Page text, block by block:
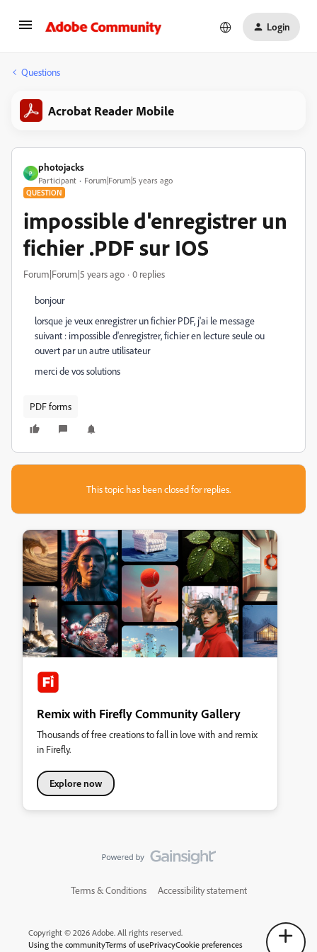
Login
Questions
Acrobat Reader Mobile
P
photojacks
Participant Forum|Forum|5 years ago
QUESTION
impossible d'enregistrer un
fichier .PDF sur IOS
Forum|Forum|5 years ago 0 replies
bonjour
lorsque je veux enregistrer un fichier PDF, j'ai le message
suivant : impossible d'enregistrer, fichier en lecture seule ou
ouvert par un autre utilisateur
merci de vos solutions
PDF forms
This topic has been closed for replies.
Remix with Firefly Community Gallery
Thousands of free creations to fall in love with and remix
in Firefly.
Explore now
Terms & Conditions Accessibility statement
Copyright © 2026 Adobe. All rights reserved.
Using the communityTerms of usePrivacyCookie preferences